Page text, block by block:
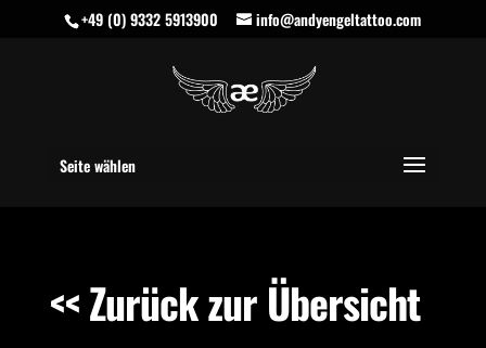
+49 (0) 9332 5913900 info@andyengeltattoo.com
Seite wählen
<< Zurück zur Übersicht